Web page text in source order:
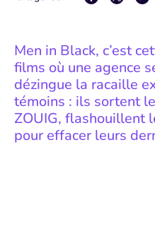
Men in Black, c’est
films où une agence
dézingue la racaille
témoins : ils sortent
ZOUIG, flashouillent
pour effacer leurs